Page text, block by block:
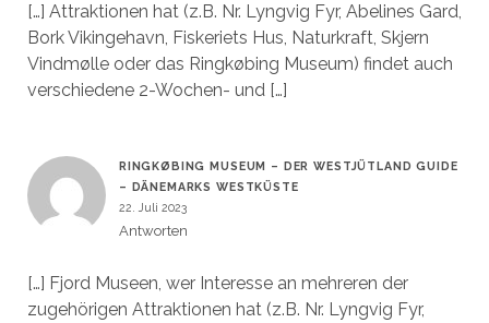
[…] Attraktionen hat (z.B. Nr. Lyngvig Fyr, Abelines Gard,
Bork Vikingehavn, Fiskeriets Hus, Naturkraft, Skjern
Vindmølle oder das Ringkøbing Museum) findet auch
verschiedene 2-Wochen- und […]
RINGKØBING MUSEUM – DER WESTJÜTLAND GUIDE
– DÄNEMARKS WESTKÜSTE
22. Juli 2023
Antworten
[…] Fjord Museen, wer Interesse an mehreren der
zugehörigen Attraktionen hat (z.B. Nr. Lyngvig Fyr,